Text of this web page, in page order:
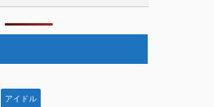
アイドル